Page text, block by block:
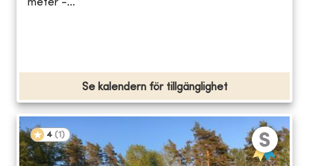
meter -...
Se kalendern för tillgänglighet
4 (1 )